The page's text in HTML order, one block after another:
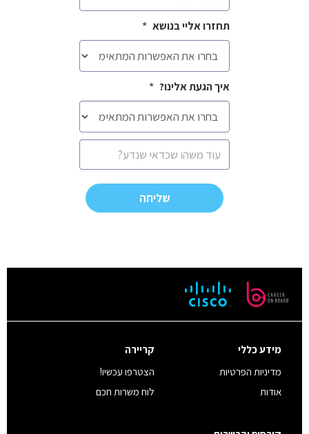
תחזרו אליי בנושא *
איך הגעת אלינו? *
CAPTCHA
מידע כללי
מדיניות הפרטיות
אודות
קריירה
הצטרפו עכשיו!
לוח משרות חכם